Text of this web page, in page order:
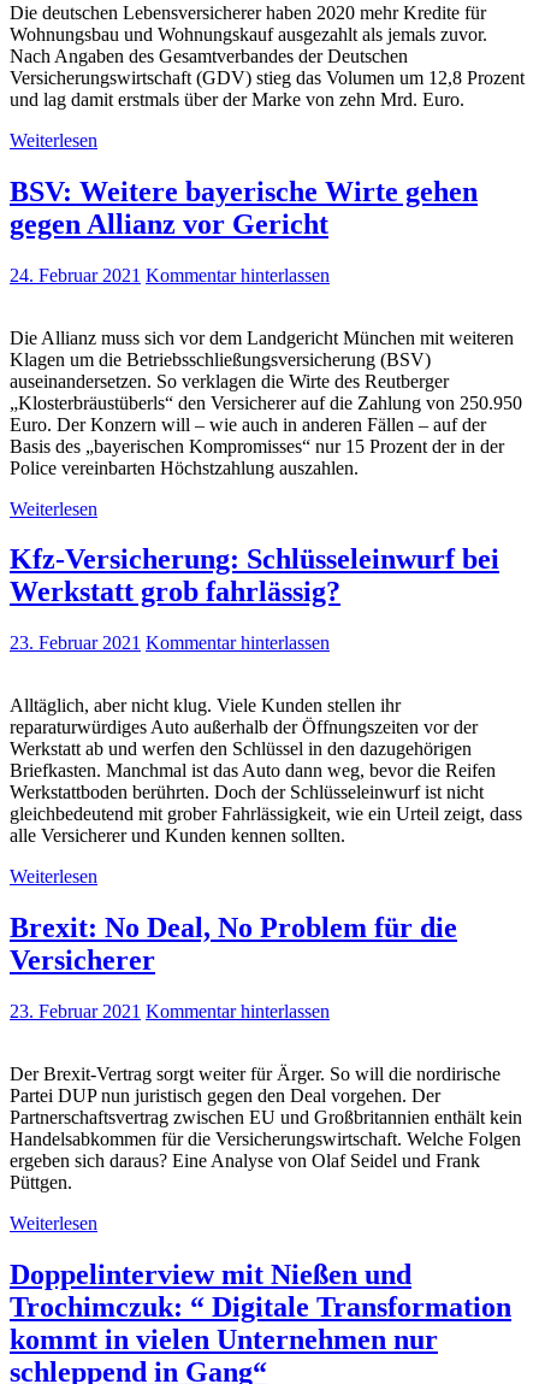
Die deutschen Lebensversicherer haben 2020 mehr Kredite für
Wohnungsbau und Wohnungskauf ausgezahlt als jemals zuvor.
Nach Angaben des Gesamtverbandes der Deutschen
Versicherungswirtschaft (GDV) stieg das Volumen um 12,8 Prozent
und lag damit erstmals über der Marke von zehn Mrd. Euro.
Weiterlesen
BSV: Weitere bayerische Wirte gehen
gegen Allianz vor Gericht
24. Februar 2021 Kommentar hinterlassen
Die Allianz muss sich vor dem Landgericht München mit weiteren
Klagen um die Betriebsschließungsversicherung (BSV)
auseinandersetzen. So verklagen die Wirte des Reutberger
„Klosterbräustüberls“ den Versicherer auf die Zahlung von 250.950
Euro. Der Konzern will – wie auch in anderen Fällen – auf der
Basis des „bayerischen Kompromisses“ nur 15 Prozent der in der
Police vereinbarten Höchstzahlung auszahlen.
Weiterlesen
Kfz-Versicherung: Schlüsseleinwurf bei
Werkstatt grob fahrlässig?
23. Februar 2021 Kommentar hinterlassen
Alltäglich, aber nicht klug. Viele Kunden stellen ihr
reparaturwürdiges Auto außerhalb der Öffnungszeiten vor der
Werkstatt ab und werfen den Schlüssel in den dazugehörigen
Briefkasten. Manchmal ist das Auto dann weg, bevor die Reifen
Werkstattboden berührten. Doch der Schlüsseleinwurf ist nicht
gleichbedeutend mit grober Fahrlässigkeit, wie ein Urteil zeigt, dass
alle Versicherer und Kunden kennen sollten.
Weiterlesen
Brexit: No Deal, No Problem für die
Versicherer
23. Februar 2021 Kommentar hinterlassen
Der Brexit-Vertrag sorgt weiter für Ärger. So will die nordirische
Partei DUP nun juristisch gegen den Deal vorgehen. Der
Partnerschaftsvertrag zwischen EU und Großbritannien enthält kein
Handelsabkommen für die Versicherungswirtschaft. Welche Folgen
ergeben sich daraus? Eine Analyse von Olaf Seidel und Frank
Püttgen.
Weiterlesen
Doppelinterview mit Nießen und
Trochimczuk: “ Digitale Transformation
kommt in vielen Unternehmen nur
schleppend in Gang“